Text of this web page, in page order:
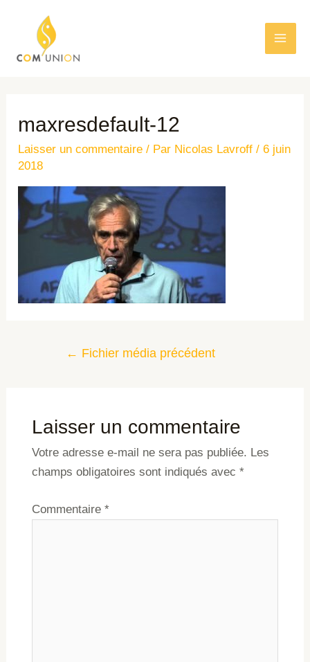
maxresdefault-12
Laisser un commentaire / Par Nicolas Lavroff/6 juin
2018
← Fichier média précédent
Laisser un commentaire
Votre adresse e-mail ne sera pas publiée. Les
champs obligatoires sont indiqués avec *
Commentaire *